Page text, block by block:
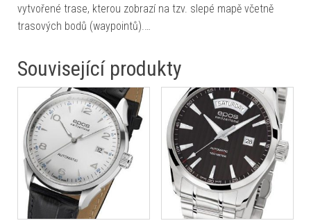
vytvořené trase, kterou zobrazí na tzv. slepé mapě včetně
trasových bodů (waypointů).…
Související produkty